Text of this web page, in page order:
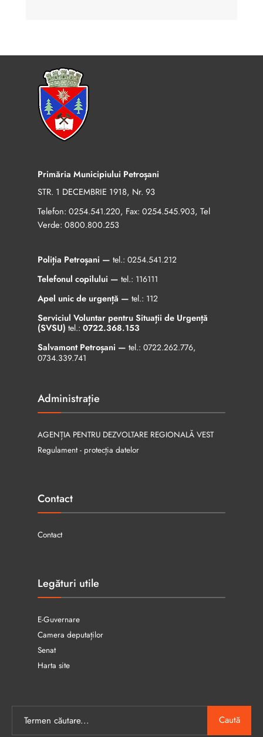
Primăria Municipiului Petroșani
STR. 1 DECEMBRIE 1918, Nr. 93
Telefon: 0254.541.220, Fax: 0254.545.903, Tel
Verde: 0800.800.253
Poliția Petroșani — tel.: 0254.541.212
Telefonul copilului — tel.: 116111
Apel unic de urgență — tel.: 112
Serviciul Voluntar pentru Situații de Urgență
(SVSU) tel.: 0722.368.153
Salvamont Petroșani — tel.: 0722.262.776,
0734.339.741
Administrație
AGENȚIA PENTRU DEZVOLTARE REGIONALĂ VEST
Regulament - protecția datelor
Contact
Contact
Legături utile
E-Guvernare
Camera deputaților
Senat
Harta site
Caută